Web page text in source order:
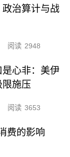
治算计与战
阅读 2948
心非：美伊
施压
阅读 3653
费的影响